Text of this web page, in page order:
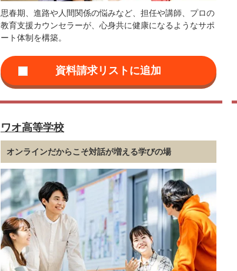
思春期、進路や人間関係の悩みなど、担任や講師、プロの
教育支援カウンセラーが、心身共に健康になるようなサポ
ート体制を構築。
ワオ高等学校
オンラインだからこそ対話が増える学びの場